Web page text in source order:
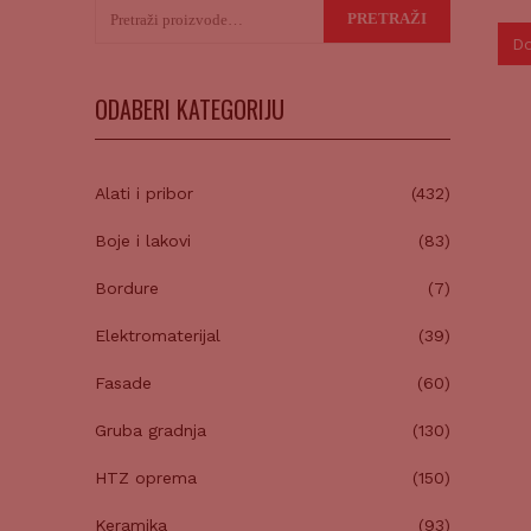
PRETRAŽI
ODABERI KATEGORIJU
Alati i pribor (432)
Boje i lakovi (83)
Bordure (7)
Elektromaterijal (39)
Fasade (60)
Gruba gradnja (130)
HTZ oprema (150)
Keramika (93)